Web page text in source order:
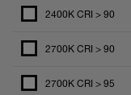
2400K CRI > 90
2700K CRI > 90
2700K CRI > 95